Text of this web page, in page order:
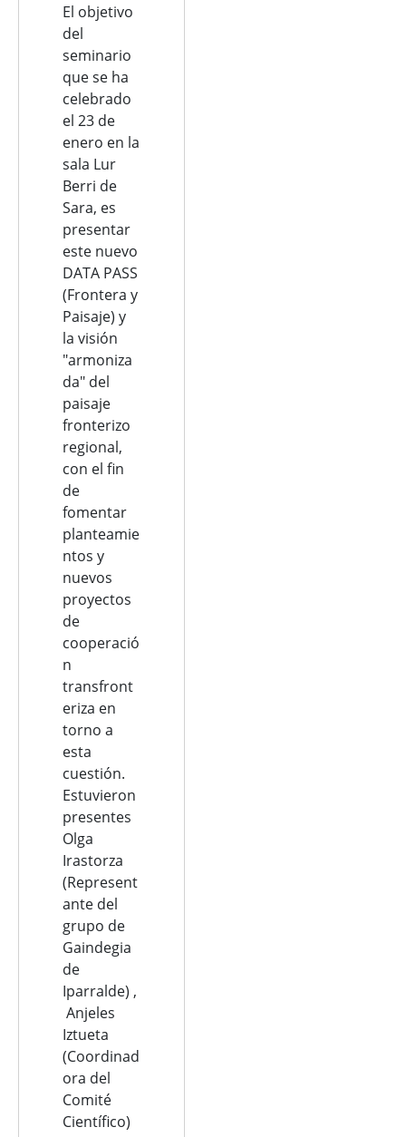
El objetivo
del
seminario
que se ha
celebrado
el 23 de
enero en la
sala Lur
Berri de
Sara, es
presentar
este nuevo
DATA PASS
(Frontera y
Paisaje) y
la visión
"armoniza
da" del
paisaje
fronterizo
regional,
con el fin
de
fomentar
planteamie
ntos y
nuevos
proyectos
de
cooperació
n
transfront
eriza en
torno a
esta
cuestión.
Estuvieron
presentes
Olga
Irastorza
(Represent
ante del
grupo de
Gaindegia
de
Iparralde) ,
Anjeles
Iztueta
(Coordinad
ora del
Comité
Científico)